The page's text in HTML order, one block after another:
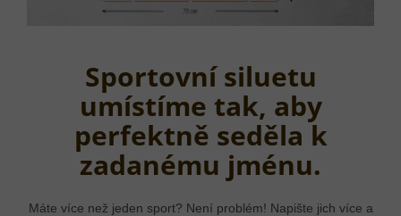
Sportovní siluetu
umístíme tak, aby
perfektně seděla k
zadanému jménu.
Máte více než jeden sport? Není problém! Napište jich více a